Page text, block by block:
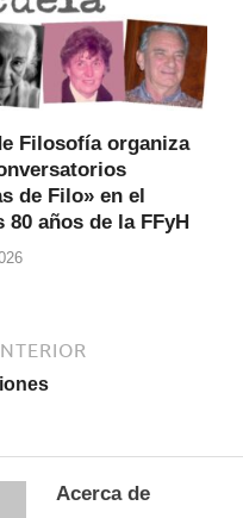
Filosofía organiza
de Filo» en el
80 años de la FFyH
Acerca de